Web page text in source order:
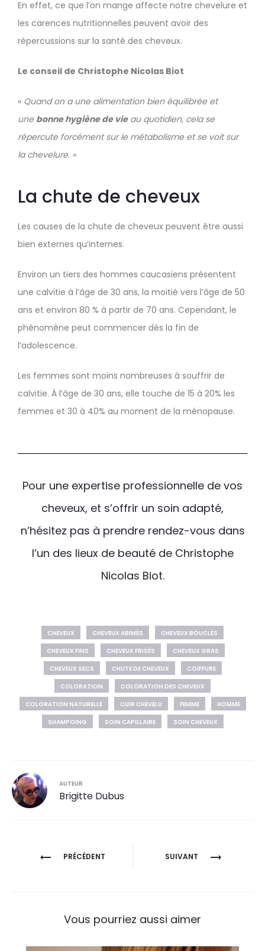
En effet, ce que l’on mange affecte notre chevelure et
les carences nutritionnelles peuvent avoir des
répercussions sur la santé des cheveux.
Le conseil de Christophe Nicolas Biot
« Quand on a une alimentation bien équilibrée et
une bonne hygiène de vieau quotidien, cela se
répercute forcément sur le métabolisme et se voit sur
la chevelure. »
La chute de cheveux
Les causes de la chute de cheveux peuvent être aussi
bien externes qu’internes.
Environ un tiers des hommes caucasiens présentent
une calvitie à l’âge de 30 ans, la moitié vers l’âge de 50
ans et environ 80 % à partir de 70 ans. Cependant, le
phénomène peut commencer dès la fin de
l’adolescence.
Les femmes sont moins nombreuses à souffrir de
calvitie. À l’âge de 30 ans, elle touche de 15 à 20% les
femmes et 30 à 40% au moment de la ménopause.
Pour une expertise professionnelle de vos
cheveux, et s’offrir un soin adapté,
n’hésitez pas à prendre rendez-vous dans
l’un des lieux de beauté de Christophe
Nicolas Biot.
CHEVEUX CHEVEUX ABIMÉS
CHEVEUX BOUCLÉS
CHEVEUX FINS
CHEVEUX FRISÉS
CHEVEUX GRAS
CHEVEUX SECS
CHUTE DE CHEVEUX
COIFFURE
COLORATION
COLORATION DES CHEVEUX
COLORATION NATURELLE
CUIR CHEVELU FEMME
HOMME
SHAMPOING
SOIN CAPILLAIRE SOIN CHEVEUX
AUTEUR
Brigitte Dubus
PRÉCÉDENT SUIVANT
Vous pourriez aussi aimer